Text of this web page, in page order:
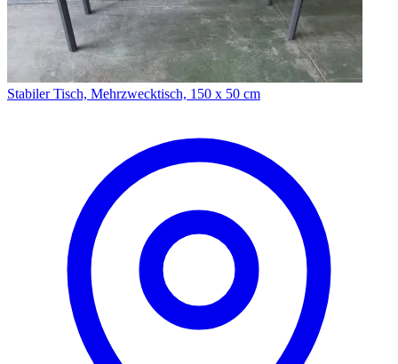
Stabiler Tisch, Mehrzwecktisch, 150 x 50 cm